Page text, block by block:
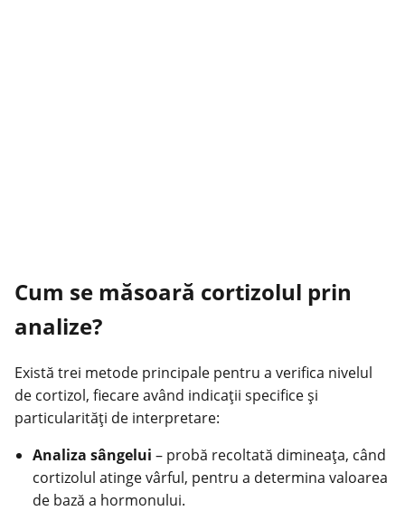
Cum se măsoară cortizolul prin
analize?
Există trei metode principale pentru a verifica nivelul
de cortizol, fiecare având indicații specifice și
particularități de interpretare:
Analiza sângelui – probă recoltată dimineața, când
cortizolul atinge vârful, pentru a determina valoarea
de bază a hormonului.